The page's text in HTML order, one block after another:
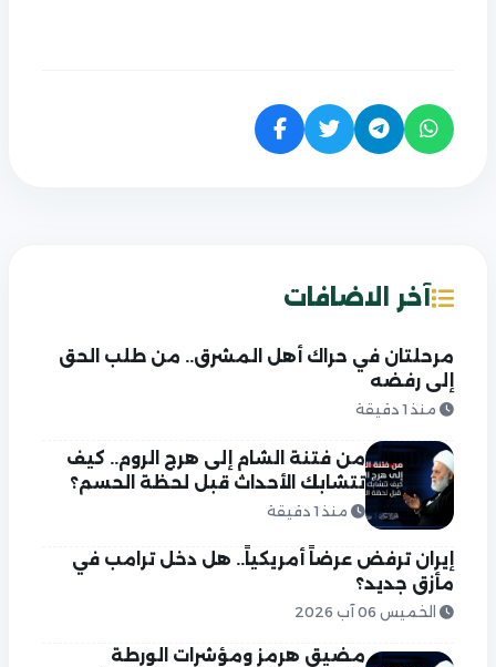
آخر الاضافات
مرحلتان في حراك أهل المشرق.. من طلب الحق
إلى رفضه
منذ 1 دقيقة
من فتنة الشام إلى هرج الروم.. كيف
تتشابك الأحداث قبل لحظة الحسم؟
منذ 1 دقيقة
إيران ترفض عرضاً أمريكياً.. هل دخل ترامب في
مأزق جديد؟
الخميس 06 آب 2026
مضيق هرمز ومؤشرات الورطة